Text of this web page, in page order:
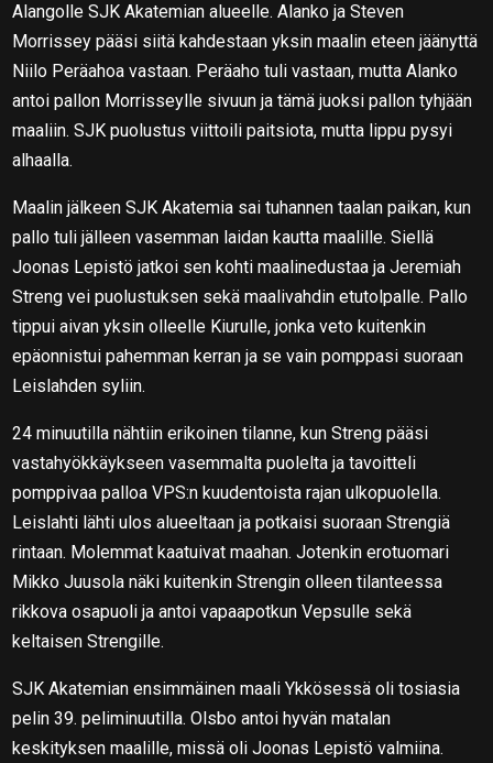
Alangolle SJK Akatemian alueelle. Alanko ja Steven
Morrissey pääsi siitä kahdestaan yksin maalin eteen jäänyttä
Niilo Peräahoa vastaan. Peräaho tuli vastaan, mutta Alanko
antoi pallon Morrisseylle sivuun ja tämä juoksi pallon tyhjään
maaliin. SJK puolustus viittoili paitsiota, mutta lippu pysyi
alhaalla.
Maalin jälkeen SJK Akatemia sai tuhannen taalan paikan, kun
pallo tuli jälleen vasemman laidan kautta maalille. Siellä
Joonas Lepistö jatkoi sen kohti maalinedustaa ja Jeremiah
Streng vei puolustuksen sekä maalivahdin etutolpalle. Pallo
tippui aivan yksin olleelle Kiurulle, jonka veto kuitenkin
epäonnistui pahemman kerran ja se vain pomppasi suoraan
Leislahden syliin.
24 minuutilla nähtiin erikoinen tilanne, kun Streng pääsi
vastahyökkäykseen vasemmalta puolelta ja tavoitteli
pomppivaa palloa VPS:n kuudentoista rajan ulkopuolella.
Leislahti lähti ulos alueeltaan ja potkaisi suoraan Strengiä
rintaan. Molemmat kaatuivat maahan. Jotenkin erotuomari
Mikko Juusola näki kuitenkin Strengin olleen tilanteessa
rikkova osapuoli ja antoi vapaapotkun Vepsulle sekä
keltaisen Strengille.
SJK Akatemian ensimmäinen maali Ykkösessä oli tosiasia
pelin 39. peliminuutilla. Olsbo antoi hyvän matalan
keskityksen maalille, missä oli Joonas Lepistö valmiina.